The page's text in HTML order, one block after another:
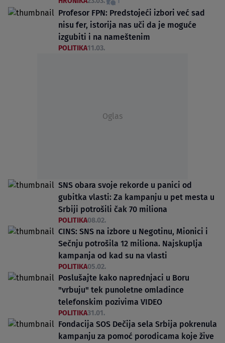
Profesor FPN: Predstojeći izbori već sad
nisu fer, istorija nas uči da je moguće
izgubiti i na nameštenim
POLITIKA11.03.
Oglas
SNS obara svoje rekorde u panici od
gubitka vlasti: Za kampanju u pet mesta u
Srbiji potrošili čak 70 miliona
POLITIKA08.02.
CINS: SNS na izbore u Negotinu, Mionici i
Sečnju potrošila 12 miliona. Najskuplja
kampanja od kad su na vlasti
POLITIKA05.02.
Poslušajte kako naprednjaci u Boru
"vrbuju" tek punoletne omladince
telefonskim pozivima VIDEO
POLITIKA31.01.
Fondacija SOS Dečija sela Srbija pokrenula
kampanju za pomoć porodicama koje žive